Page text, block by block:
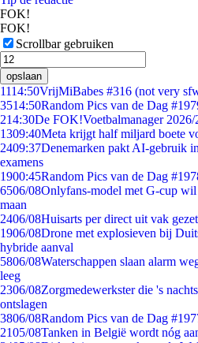
FOK!
FOK!
Scrollbar gebruiken
opslaan
1114:50VrijMiBabes #316 (not very
3514:50Random Pics van de Dag
214:30De FOK!Voetbalmanager 2026/
1309:40Meta krijgt half miljard boete
2409:37Denemarken pakt AI-gebruik
examens
1900:45Random Pics van de Dag
6506/08Onlyfans-model met G-cup
maan
2406/08Huisarts per direct uit vak
1906/08Drone met explosieven bij
hybride aanval
5806/08Waterschappen slaan alarm
leeg
2306/08Zorgmedewerkster die 's
ontslagen
3806/08Random Pics van de Dag
2105/08Tanken in België wordt nóg